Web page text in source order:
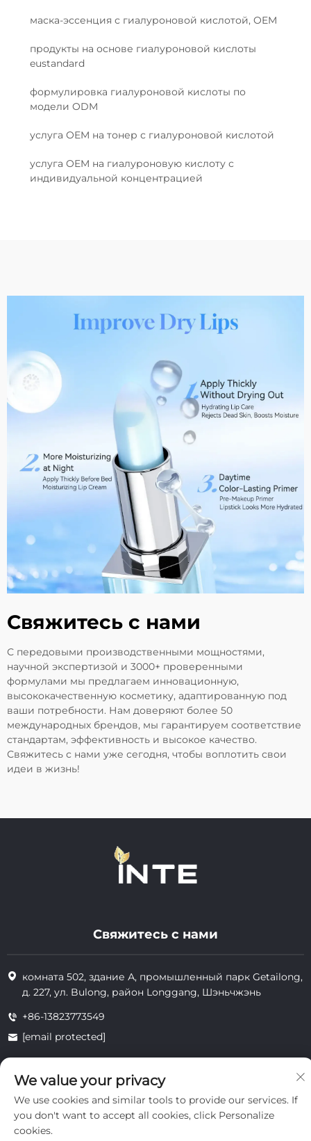
маска-эссенция с гиалуроновой кислотой, OEM
продукты на основе гиалуроновой кислоты
eustandard
формулировка гиалуроновой кислоты по
модели ODM
услуга OEM на тонер с гиалуроновой кислотой
услуга OEM на гиалуроновую кислоту с
индивидуальной концентрацией
Свяжитесь с нами
С передовыми производственными мощностями,
научной экспертизой и 3000+ проверенными
формулами мы предлагаем инновационную,
высококачественную косметику, адаптированную под
ваши потребности. Нам доверяют более 50
международных брендов, мы гарантируем соответствие
стандартам, эффективность и высокое качество.
Свяжитесь с нами уже сегодня, чтобы воплотить свои
идеи в жизнь!
Свяжитесь с нами
комната 502, здание А, промышленный парк Getailong,
д. 227, ул. Bulong, район Longgang, Шэньчжэнь
+86-13823773549
[email protected]
Все права защищены © 2025 Inte Cosmetics (Shenzhen) Co., Ltd.
конфиденциальность
We value your privacy
We use cookies and similar tools to provide our services. If
you don't want to accept all cookies, click Personalize
cookies.